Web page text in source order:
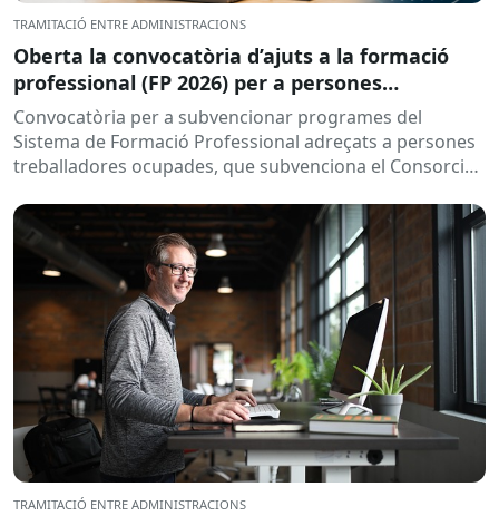
TRAMITACIÓ ENTRE ADMINISTRACIONS
Oberta la convocatòria d’ajuts a la formació
professional (FP 2026) per a persones
treballadores ocupades
Convocatòria per a subvencionar programes del
Sistema de Formació Professional adreçats a persones
treballadores ocupades, que subvenciona el Consorci
TRAMITACIÓ ENTRE ADMINISTRACIONS